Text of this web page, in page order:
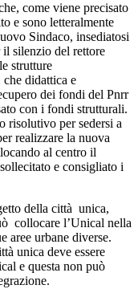
come viene precisato
e sono letteralmente
Sindaco, insediatosi
il silenzio del rettore
strutture
che didattica e
dei fondi del Pnrr
con i fondi strutturali.
risolutivo per sedersi a
realizzare la nuova
al centro il
e consigliato i
della città unica,
collocare l’Unical nella
aree urbane diverse.
unica deve essere
e questa non può